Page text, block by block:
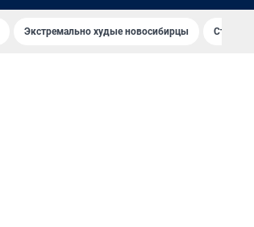
Экстремально худые новосибирцы Старт